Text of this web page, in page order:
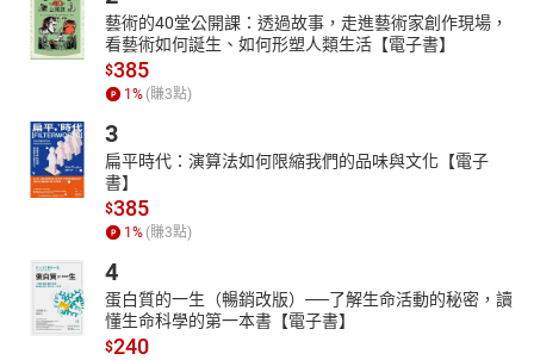
藝術的40堂公開課：透過故事，走進藝術家創作現場，
看藝術如何誕生、如何形塑人類生活【電子書】
$385
1 % (賺3點)
3
扁平時代：演算法如何限縮我們的品味與文化【電子
書】
$385
1 % (賺3點)
4
蛋白質的一生（暢銷改版）──了解生命活動的秘密，讀
懂生命科學的第一本書【電子書】
$240